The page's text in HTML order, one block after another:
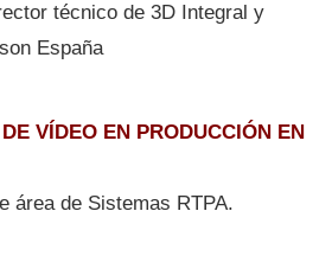
técnico de 3D Integral y
España
VÍDEO EN PRODUCCIÓN EN
área de Sistemas RTPA.